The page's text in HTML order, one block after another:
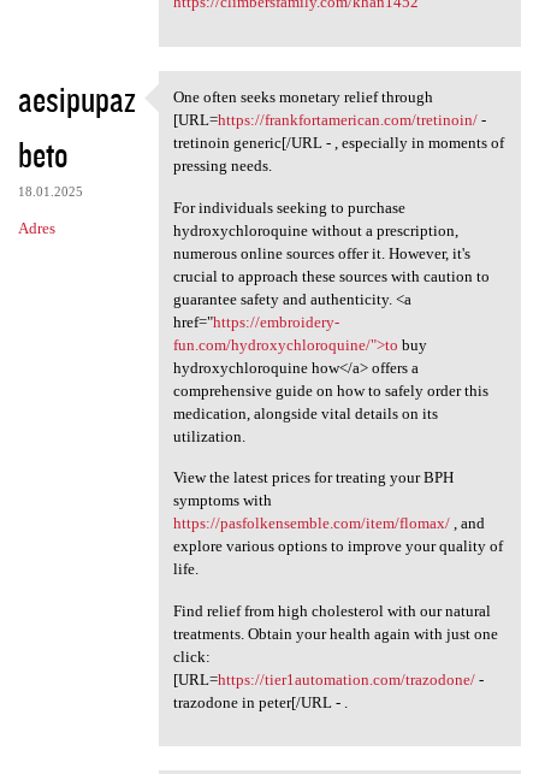
aesipupaz
beto
18.01.2025
Adres
One often seeks monetary
One often seeks monetary relief through
[URL=https://frankfortamerican.com/tretinoin/-
tretinoin generic[/URL - , especially in moments of
pressing needs.
For individuals seeking to purchase
hydroxychloroquine without a prescription,
numerous online sources offer it. However, it's
crucial to approach these sources with caution to
guarantee safety and authenticity. <a
href="https://embroidery-
fun.com/hydroxychloroquine/">to buy
hydroxychloroquine how</a> offers a
comprehensive guide on how to safely order this
medication, alongside vital details on its
utilization.
View the latest prices for treating your BPH
symptoms with
https://pasfolkensemble.com/item/flomax/, and
explore various options to improve your quality of
life.
Find relief from high cholesterol with our natural
treatments. Obtain your health again with just one
click:
[URL=https://tier1automation.com/trazodone/-
trazodone in peter[/URL - .